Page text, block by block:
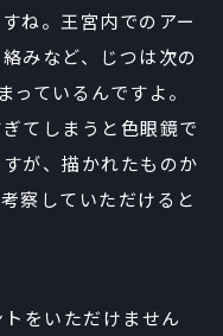
ね。王宮内でのアー
みなど、じつは次の
ているんですよ。
てしまうと色眼鏡で
が、描かれたものか
察していただけると
トをいただけません